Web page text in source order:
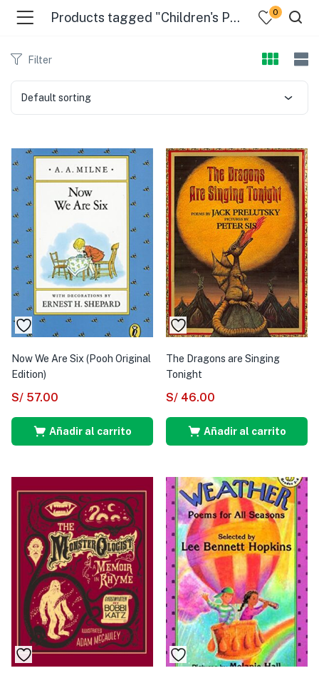
Products tagged "Children's Poetry" 0
Filter
Default sorting
Now We Are Six (Pooh Original
Edition)
S/ 57.00
Añadir al carrito
The Dragons are Singing
Tonight
S/ 46.00
Añadir al carrito